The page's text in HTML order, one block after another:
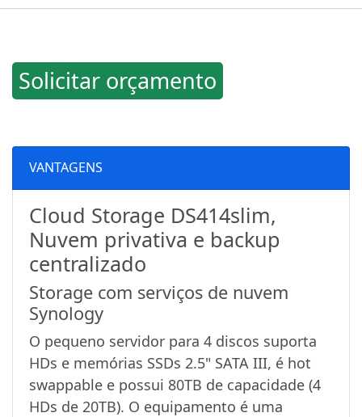
Solicitar orçamento
VANTAGENS
Cloud Storage DS414slim,
Nuvem privativa e backup
centralizado
Storage com serviços de nuvem
Synology
O pequeno servidor para 4 discos suporta
HDs e memórias SSDs 2.5" SATA III, é hot
swappable e possui 80TB de capacidade (4
HDs de 20TB). O equipamento é uma